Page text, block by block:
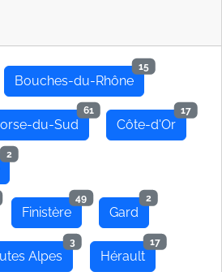
Bouches-du-Rhône
15
du-Sud
61
Côte-d'Or
17
2
Finistère
49
Gard
2
Alpes
3
Hérault
17